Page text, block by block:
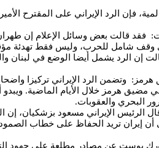
فإن الرد الإيراني على المقترح
فقد قالت بعض وسائل الإعلام إن
شامل للحرب، وليس فقط تهدئة
إن الرد يشمل أيضا الوضع في لبنان
وتضمن الرد الإيراني تركيزا
مضيق هرمز خلال الأيام الماضية.
البحري والعقوبات.
الرئيس الإيراني مسعود بزشكيان، إن
أن إيران تريد الحفاظ على خطاب
بوست عن مصادر مطلعة على جهود